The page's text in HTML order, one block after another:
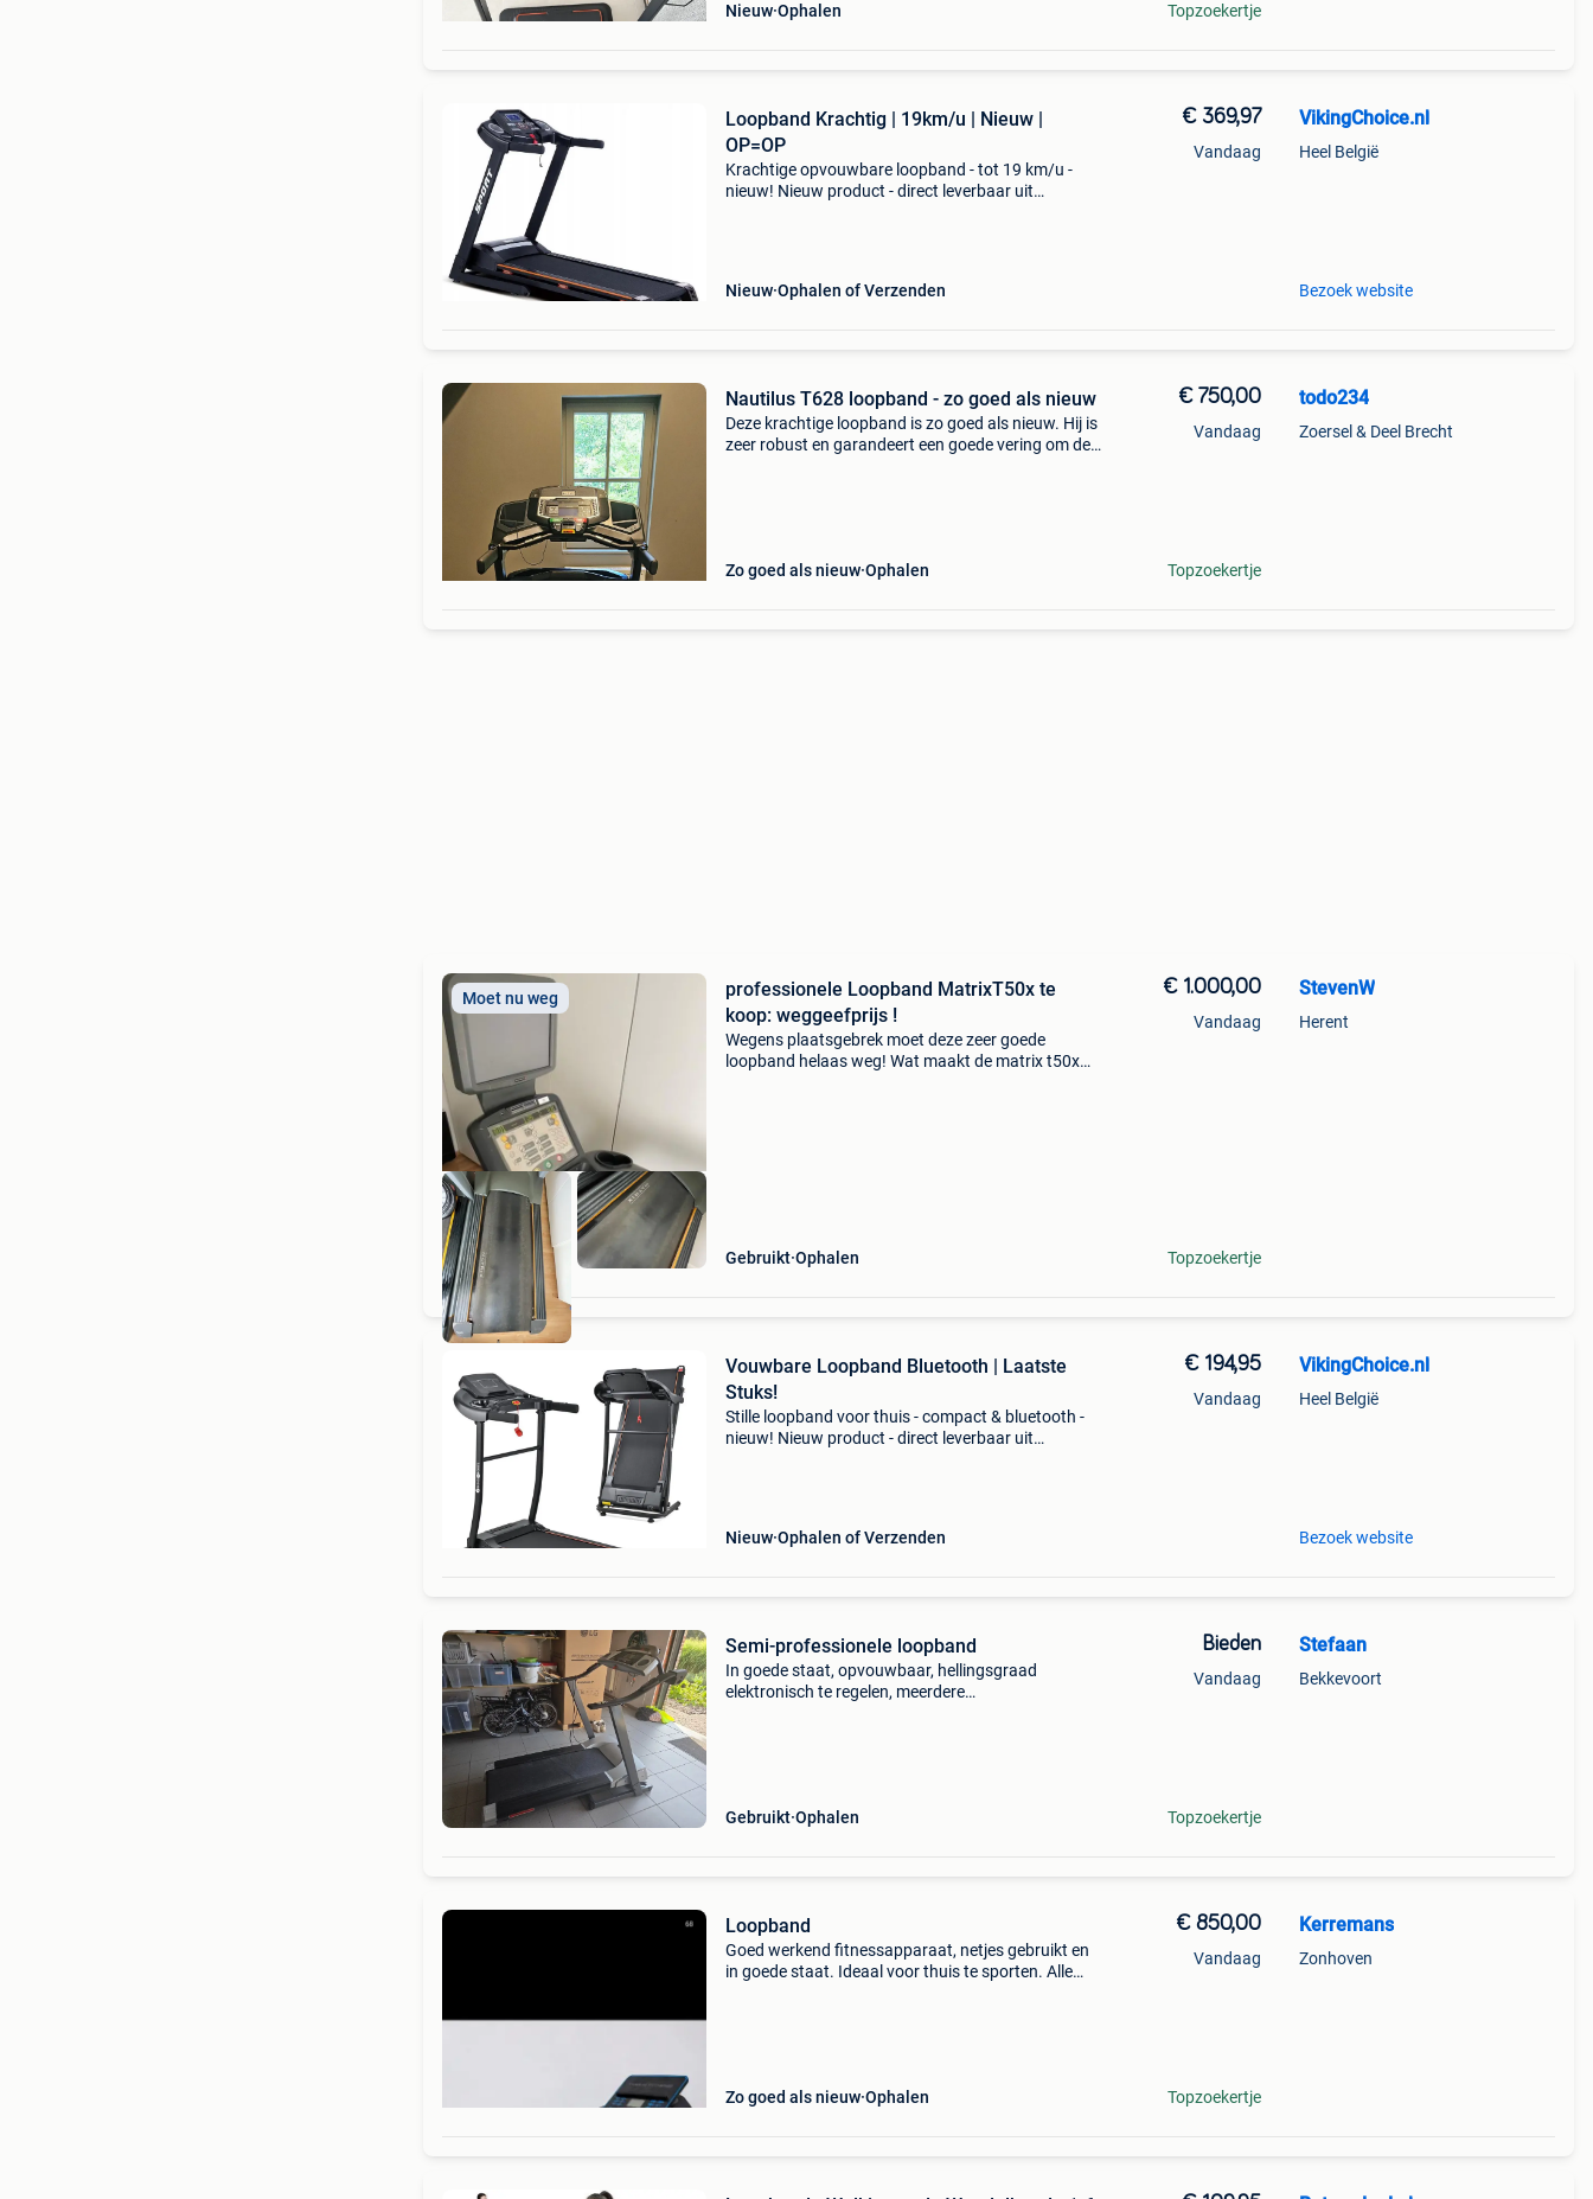
Nieuw Ophalen Topzoekertje
Loopband Krachtig | 19km/u | Nieuw |
OP=OP
Krachtige opvouwbare loopband - tot 19 km/u -
nieuw! Nieuw product - direct leverbaar uit
Nieuw Ophalen of Verzenden
€ 369,97
Vandaag
VikingChoice.nl
Heel België
Bezoek website
Nautilus T628 loopband - zo goed als nieuw
Deze krachtige loopband is zo goed als nieuw. Hij is
zeer robust en garandeert een goede vering om de
Zo goed als nieuw Ophalen
€ 750,00
Vandaag
Topzoekertje
todo234
Zoersel & Deel Brecht
Moet nu weg
professionele Loopband MatrixT50x te
koop: weggeefprijs !
Wegens plaatsgebrek moet deze zeer goede
loopband helaas weg! Wat maakt de matrix t50x
Gebruikt Ophalen
€ 1.000,00
Vandaag
Topzoekertje
StevenW
Herent
Vouwbare Loopband Bluetooth | Laatste
Stuks!
Stille loopband voor thuis - compact & bluetooth -
nieuw! Nieuw product - direct leverbaar uit
Nieuw Ophalen of Verzenden
€ 194,95
Vandaag
VikingChoice.nl
Heel België
Bezoek website
Semi-professionele loopband
In goede staat, opvouwbaar, hellingsgraad
elektronisch te regelen, meerdere
Gebruikt Ophalen
Bieden
Vandaag
Topzoekertje
Stefaan
Bekkevoort
Loopband
Goed werkend fitnessapparaat, netjes gebruikt en
in goede staat. Ideaal voor thuis te sporten. Alle
Zo goed als nieuw Ophalen
€ 850,00
Vandaag
Topzoekertje
Kerremans
Zonhoven